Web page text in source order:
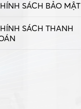
SÁCH BẢO MẬT
SÁCH THANH